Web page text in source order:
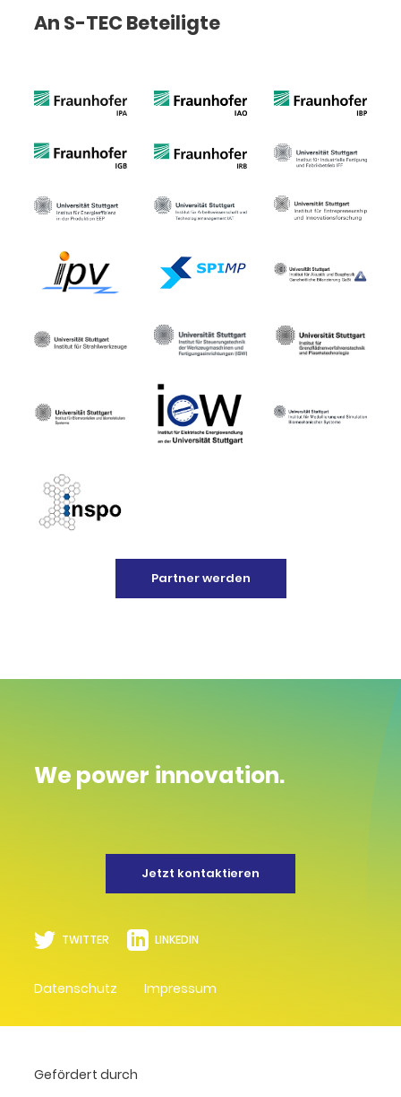
An S-TEC Beteiligte
Partner werden
We power innovation.
Jetzt kontaktieren
TWITTER LINKEDIN
Datenschutz Impressum
Gefördert durch